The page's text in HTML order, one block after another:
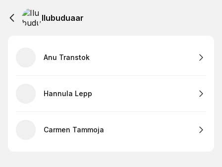
Ilubuduaar
Anu Transtok
Hannula Lepp
Carmen Tammoja